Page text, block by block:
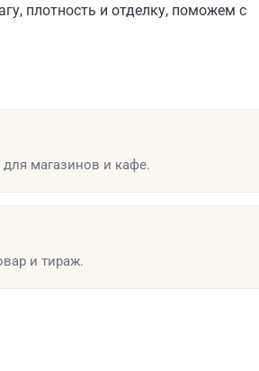
плотность и отделку, поможем с
для магазинов и кафе.
и тираж.